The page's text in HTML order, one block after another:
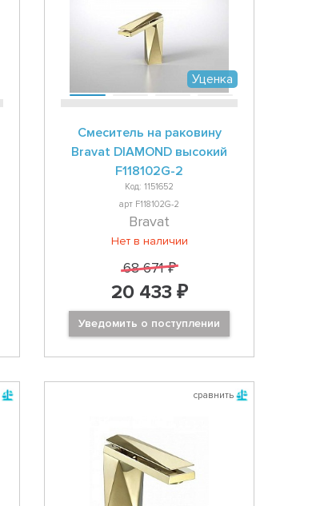
Уценка
Смеситель на раковину
Bravat DIAMOND высокий
F118102G-2
Код: 1151652
арт F118102G-2
Bravat
Нет в наличии
68 671 ₽
20 433 ₽
Уведомить о поступлении
сравнить